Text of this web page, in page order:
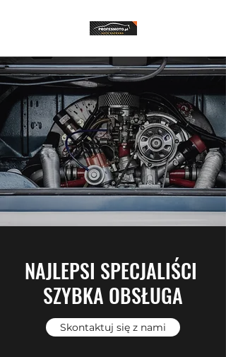
NAJLEPSI SPECJALIŚCI
SZYBKA OBSŁUGA
Skontaktuj się z nami